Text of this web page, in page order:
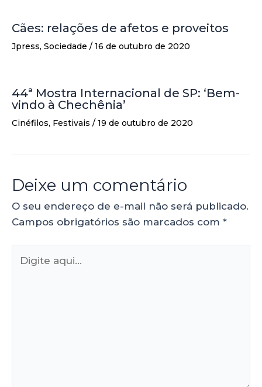
Cães: relações de afetos e proveitos
Jpress, Sociedade / 16 de outubro de 2020
44ª Mostra Internacional de SP: ‘Bem-
vindo à Chechênia’
Cinéfilos, Festivais / 19 de outubro de 2020
Deixe um comentário
O seu endereço de e-mail não será publicado.
Campos obrigatórios são marcados com *